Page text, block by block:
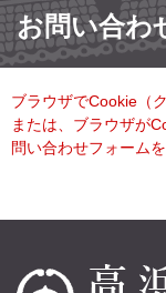
す
。
し
て
本
へ
文 お問い合わ
ブラウザでCookie（
または、ブラウザが
問い合わせフォーム